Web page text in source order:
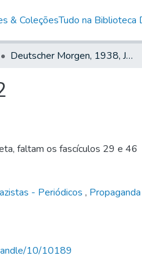
& ColeçõesTudo na Biblioteca
Deutscher Morgen, 1938, Jahrg. 7, nr. 52
faltam os fascículos 29 e 46
- Periódicos ,
10/10189